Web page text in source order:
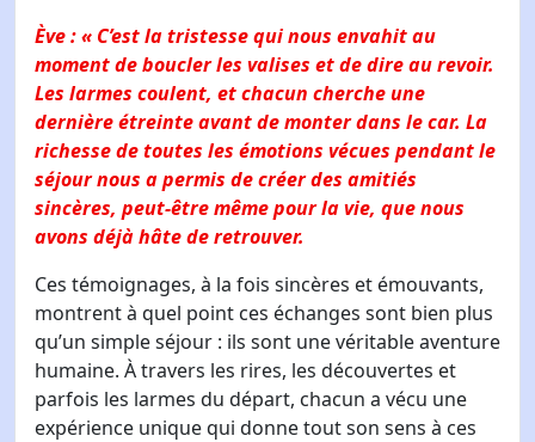
Ève : « C’est la tristesse qui nous envahit au
moment de boucler les valises et de dire au revoir.
Les larmes coulent, et chacun cherche une
dernière étreinte avant de monter dans le car. La
richesse de toutes les émotions vécues pendant le
séjour nous a permis de créer des amitiés
sincères, peut-être même pour la vie, que nous
avons déjà hâte de retrouver.
Ces témoignages, à la fois sincères et émouvants,
montrent à quel point ces échanges sont bien plus
qu’un simple séjour : ils sont une véritable aventure
humaine. À travers les rires, les découvertes et
parfois les larmes du départ, chacun a vécu une
expérience unique qui donne tout son sens à ces